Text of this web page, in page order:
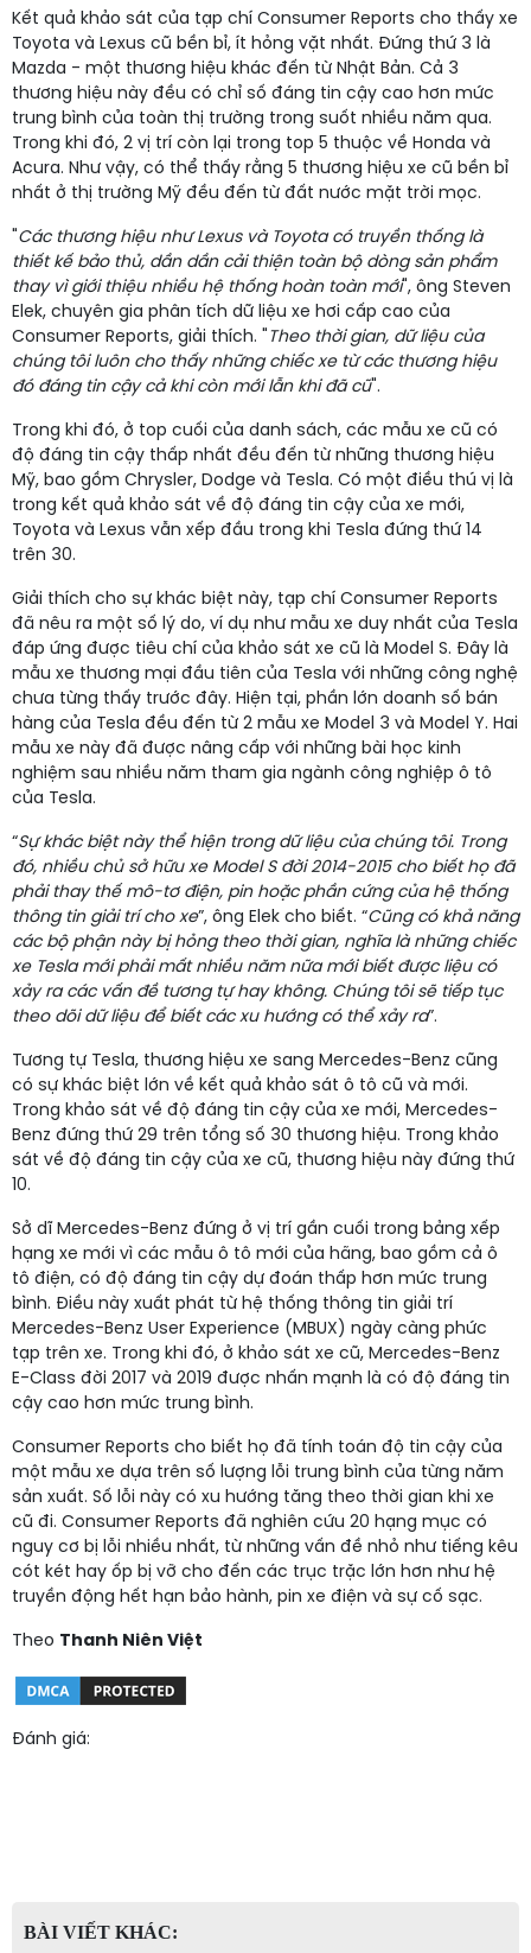
Kết quả khảo sát của tạp chí Consumer Reports cho thấy xe
Toyota và Lexus cũ bền bỉ, ít hỏng vặt nhất. Đứng thứ 3 là
Mazda - một thương hiệu khác đến từ Nhật Bản. Cả 3
thương hiệu này đều có chỉ số đáng tin cậy cao hơn mức
trung bình của toàn thị trường trong suốt nhiều năm qua.
Trong khi đó, 2 vị trí còn lại trong top 5 thuộc về Honda và
Acura. Như vậy, có thể thấy rằng 5 thương hiệu xe cũ bền bỉ
nhất ở thị trường Mỹ đều đến từ đất nước mặt trời mọc.
Các thương hiệu như Lexus và Toyota có truyền thống là
thiết kế bảo thủ, dần dần cải thiện toàn bộ dòng sản phẩm
thay vì giới thiệu nhiều hệ thống hoàn toàn mới", ông Steven
Elek, chuyên gia phân tích dữ liệu xe hơi cấp cao của
Consumer Reports, giải thích. "
Theo thời gian, dữ liệu của
chúng tôi luôn cho thấy những chiếc xe từ các thương hiệu
đó đáng tin cậy cả khi còn mới lẫn khi đã cũ".
Trong khi đó, ở top cuối của danh sách, các mẫu xe cũ có
độ đáng tin cậy thấp nhất đều đến từ những thương hiệu
Mỹ, bao gồm Chrysler, Dodge và Tesla. Có một điều thú vị là
trong kết quả khảo sát về độ đáng tin cậy của xe mới,
Toyota và Lexus vẫn xếp đầu trong khi Tesla đứng thứ 14
trên 30.
Giải thích cho sự khác biệt này, tạp chí Consumer Reports
đã nêu ra một số lý do, ví dụ như mẫu xe duy nhất của Tesla
đáp ứng được tiêu chí của khảo sát xe cũ là Model S. Đây là
mẫu xe thương mại đầu tiên của Tesla với những công nghệ
chưa từng thấy trước đây. Hiện tại, phần lớn doanh số bán
hàng của Tesla đều đến từ 2 mẫu xe Model 3 và Model Y. Hai
mẫu xe này đã được nâng cấp với những bài học kinh
nghiệm sau nhiều năm tham gia ngành công nghiệp ô tô
của Tesla.
“Sự khác biệt này thể hiện trong dữ liệu của chúng tôi. Trong
đó, nhiều chủ sở hữu xe Model S đời 2014-2015 cho biết họ đã
phải thay thế mô-tơ điện, pin hoặc phần cứng của hệ thống
thông tin giải trí cho xe”, ông Elek cho biết. “Cũng có khả năng
các bộ phận này bị hỏng theo thời gian, nghĩa là những chiếc
xe Tesla mới phải mất nhiều năm nữa mới biết được liệu có
xảy ra các vấn đề tương tự hay không. Chúng tôi sẽ tiếp tục
theo dõi dữ liệu để biết các xu hướng có thể xảy ra”.
Tương tự Tesla, thương hiệu xe sang Mercedes-Benz cũng
có sự khác biệt lớn về kết quả khảo sát ô tô cũ và mới.
Trong khảo sát về độ đáng tin cậy của xe mới, Mercedes-
Benz đứng thứ 29 trên tổng số 30 thương hiệu. Trong khảo
sát về độ đáng tin cậy của xe cũ, thương hiệu này đứng thứ
10.
Sở dĩ Mercedes-Benz đứng ở vị trí gần cuối trong bảng xếp
hạng xe mới vì các mẫu ô tô mới của hãng, bao gồm cả ô
tô điện, có độ đáng tin cậy dự đoán thấp hơn mức trung
bình. Điều này xuất phát từ hệ thống thông tin giải trí
Mercedes-Benz User Experience (MBUX) ngày càng phức
tạp trên xe. Trong khi đó, ở khảo sát xe cũ, Mercedes-Benz
E-Class đời 2017 và 2019 được nhấn mạnh là có độ đáng tin
cậy cao hơn mức trung bình.
Consumer Reports cho biết họ đã tính toán độ tin cậy của
một mẫu xe dựa trên số lượng lỗi trung bình của từng năm
sản xuất. Số lỗi này có xu hướng tăng theo thời gian khi xe
cũ đi. Consumer Reports đã nghiên cứu 20 hạng mục có
nguy cơ bị lỗi nhiều nhất, từ những vấn đề nhỏ như tiếng kêu
cót két hay ốp bị vỡ cho đến các trục trặc lớn hơn như hệ
truyền động hết hạn bảo hành, pin xe điện và sự cố sạc.
Theo Thanh Niên Việt
Đánh giá:
BÀI VIẾT KHÁC: